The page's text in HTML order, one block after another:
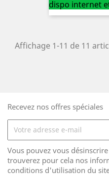
dispo internet
Affichage 1-11 de 11
Recevez nos offres spéciales
Vous pouvez vous
trouverez pour cela nos
conditions d'utilisation du